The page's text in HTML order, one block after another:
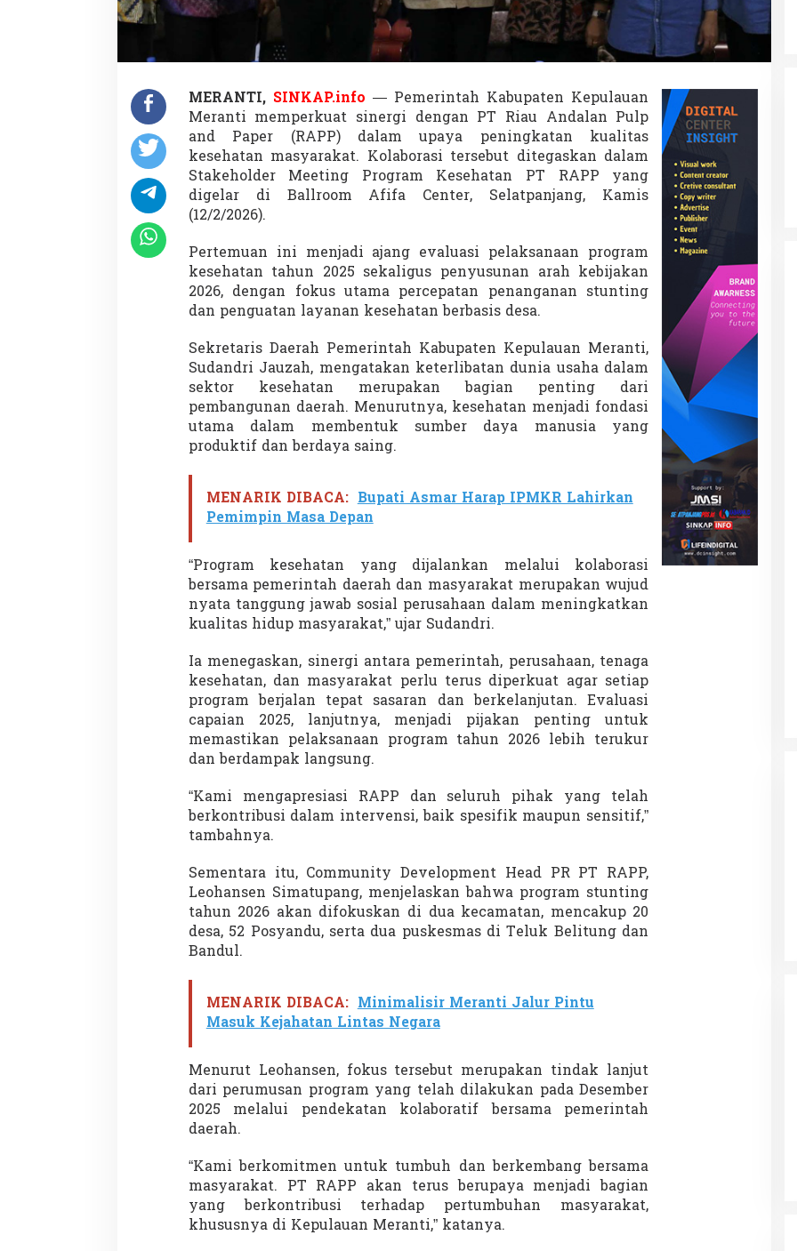
o
s
y
a
n
d
u
F
o
k
s
2
0
2
6
MERANTI, SINKAP.info — Pemerintah Kabupaten Kepulauan
Meranti memperkuat sinergi dengan PT Riau Andalan Pulp
and Paper (RAPP) dalam upaya peningkatan kualitas
kesehatan masyarakat. Kolaborasi tersebut ditegaskan dalam
Stakeholder Meeting Program Kesehatan PT RAPP yang
digelar di Ballroom Afifa Center, Selatpanjang, Kamis
(12/2/2026).
Pertemuan ini menjadi ajang evaluasi pelaksanaan program
kesehatan tahun 2025 sekaligus penyusunan arah kebijakan
2026, dengan fokus utama percepatan penanganan stunting
dan penguatan layanan kesehatan berbasis desa.
Sekretaris Daerah Pemerintah Kabupaten Kepulauan Meranti,
Sudandri Jauzah, mengatakan keterlibatan dunia usaha dalam
sektor kesehatan merupakan bagian penting dari
pembangunan daerah. Menurutnya, kesehatan menjadi fondasi
utama dalam membentuk sumber daya manusia yang
produktif dan berdaya saing.
MENARIK DIBACA: Bupati Asmar Harap IPMKR Lahirkan
Pemimpin Masa Depan
“Program kesehatan yang dijalankan melalui kolaborasi
bersama pemerintah daerah dan masyarakat merupakan wujud
nyata tanggung jawab sosial perusahaan dalam meningkatkan
kualitas hidup masyarakat,” ujar Sudandri.
Ia menegaskan, sinergi antara pemerintah, perusahaan, tenaga
kesehatan, dan masyarakat perlu terus diperkuat agar setiap
program berjalan tepat sasaran dan berkelanjutan. Evaluasi
capaian 2025, lanjutnya, menjadi pijakan penting untuk
memastikan pelaksanaan program tahun 2026 lebih terukur
dan berdampak langsung.
“Kami mengapresiasi RAPP dan seluruh pihak yang telah
berkontribusi dalam intervensi, baik spesifik maupun sensitif,”
tambahnya.
Sementara itu, Community Development Head PR PT RAPP,
Leohansen Simatupang, menjelaskan bahwa program stunting
tahun 2026 akan difokuskan di dua kecamatan, mencakup 20
desa, 52 Posyandu, serta dua puskesmas di Teluk Belitung dan
Bandul.
MENARIK DIBACA: Minimalisir Meranti Jalur Pintu
Masuk Kejahatan Lintas Negara
Menurut Leohansen, fokus tersebut merupakan tindak lanjut
dari perumusan program yang telah dilakukan pada Desember
2025 melalui pendekatan kolaboratif bersama pemerintah
daerah.
“Kami berkomitmen untuk tumbuh dan berkembang bersama
masyarakat. PT RAPP akan terus berupaya menjadi bagian
yang berkontribusi terhadap pertumbuhan masyarakat,
khususnya di Kepulauan Meranti,” katanya.
Penembakan Tragis Charlie Kirk di
Utah: Pelaku Senapan Jarak Jauh
Masih Buron
Di GLOBAL, SOROTAN | 12 September 2025
Demonstrasi Gen-Z Guncang
Nepal, PM Mundur Mendadak
Setelah Gedung Parlemen Dibakar
Di GLOBAL, SOROTAN